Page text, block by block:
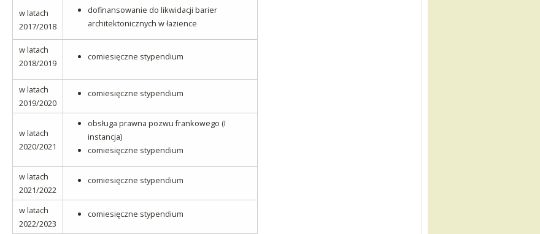
w latach
2017/2018
dofinansowanie do likwidacji barier
architektonicznych w łazience
w latach
2018/2019
comiesięczne stypendium
w latach
2019/2020
comiesięczne stypendium
w latach
2020/2021
obsługa prawna pozwu frankowego (I
instancja)
comiesięczne stypendium
w latach
2021/2022
comiesięczne stypendium
w latach
2022/2023
comiesięczne stypendium